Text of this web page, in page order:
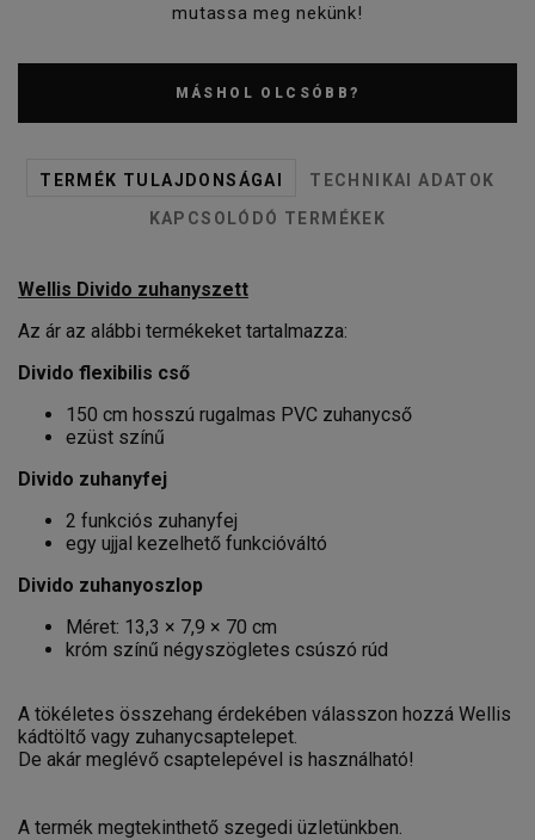
mutassa meg nekünk!
MÁSHOL OLCSÓBB?
TERMÉK TULAJDONSÁGAI
TECHNIKAI ADATOK
KAPCSOLÓDÓ TERMÉKEK
Wellis Divido zuhanyszett
Az ár az alábbi termékeket tartalmazza:
Divido flexibilis cső
150 cm hosszú rugalmas PVC zuhanycső
ezüst színű
Divido zuhanyfej
2 funkciós zuhanyfej
egy ujjal kezelhető funkcióváltó
Divido zuhanyoszlop
Méret: 13,3 × 7,9 × 70 cm
króm színű négyszögletes csúszó rúd
A tökéletes összehang érdekében válasszon hozzá Wellis
kádtöltő vagy zuhanycsaptelepet.
De akár meglévő csaptelepével is használható!
A termék megtekinthető szegedi üzletünkben.